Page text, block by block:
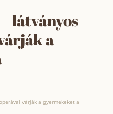
látványos
a
várják a gyermekeket a